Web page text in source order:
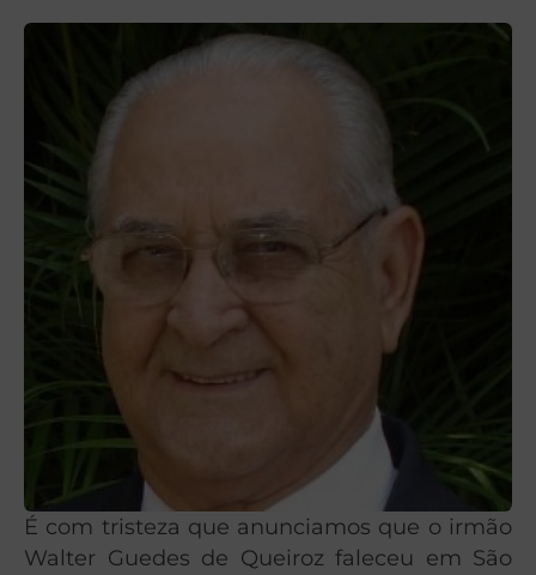
É com tristeza que anunciamos que o irmão
Walter Guedes de Queiroz faleceu em São